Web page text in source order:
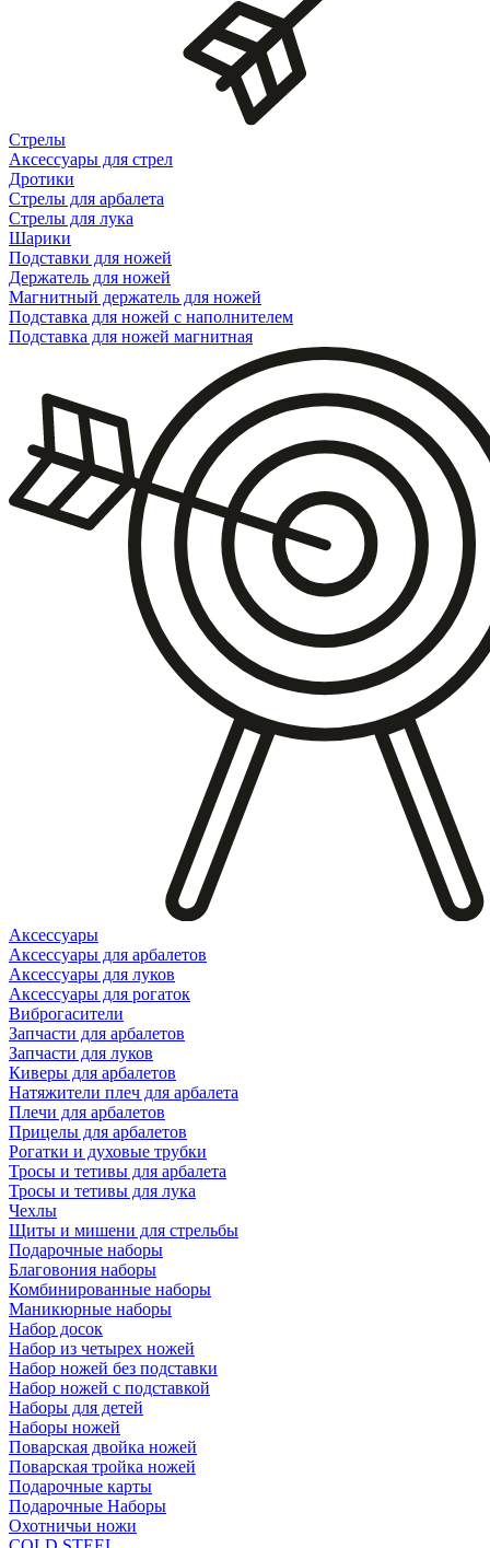
Стрелы
Аксессуары для стрел
Дротики
Стрелы для арбалета
Стрелы для лука
Шарики
Подставки для ножей
Держатель для ножей
Магнитный держатель для ножей
Подставка для ножей с наполнителем
Подставка для ножей магнитная
Аксессуары
Аксессуары для арбалетов
Аксессуары для луков
Аксессуары для рогаток
Виброгасители
Запчасти для арбалетов
Запчасти для луков
Киверы для арбалетов
Натяжители плеч для арбалета
Плечи для арбалетов
Прицелы для арбалетов
Рогатки и духовые трубки
Тросы и тетивы для арбалета
Тросы и тетивы для лука
Чехлы
Щиты и мишени для стрельбы
Подарочные наборы
Благовония наборы
Комбинированные наборы
Маникюрные наборы
Набор досок
Набор из четырех ножей
Набор ножей без подставки
Набор ножей с подставкой
Наборы для детей
Наборы ножей
Поварская двойка ножей
Поварская тройка ножей
Подарочные карты
Подарочные Наборы
Охотничьи ножи